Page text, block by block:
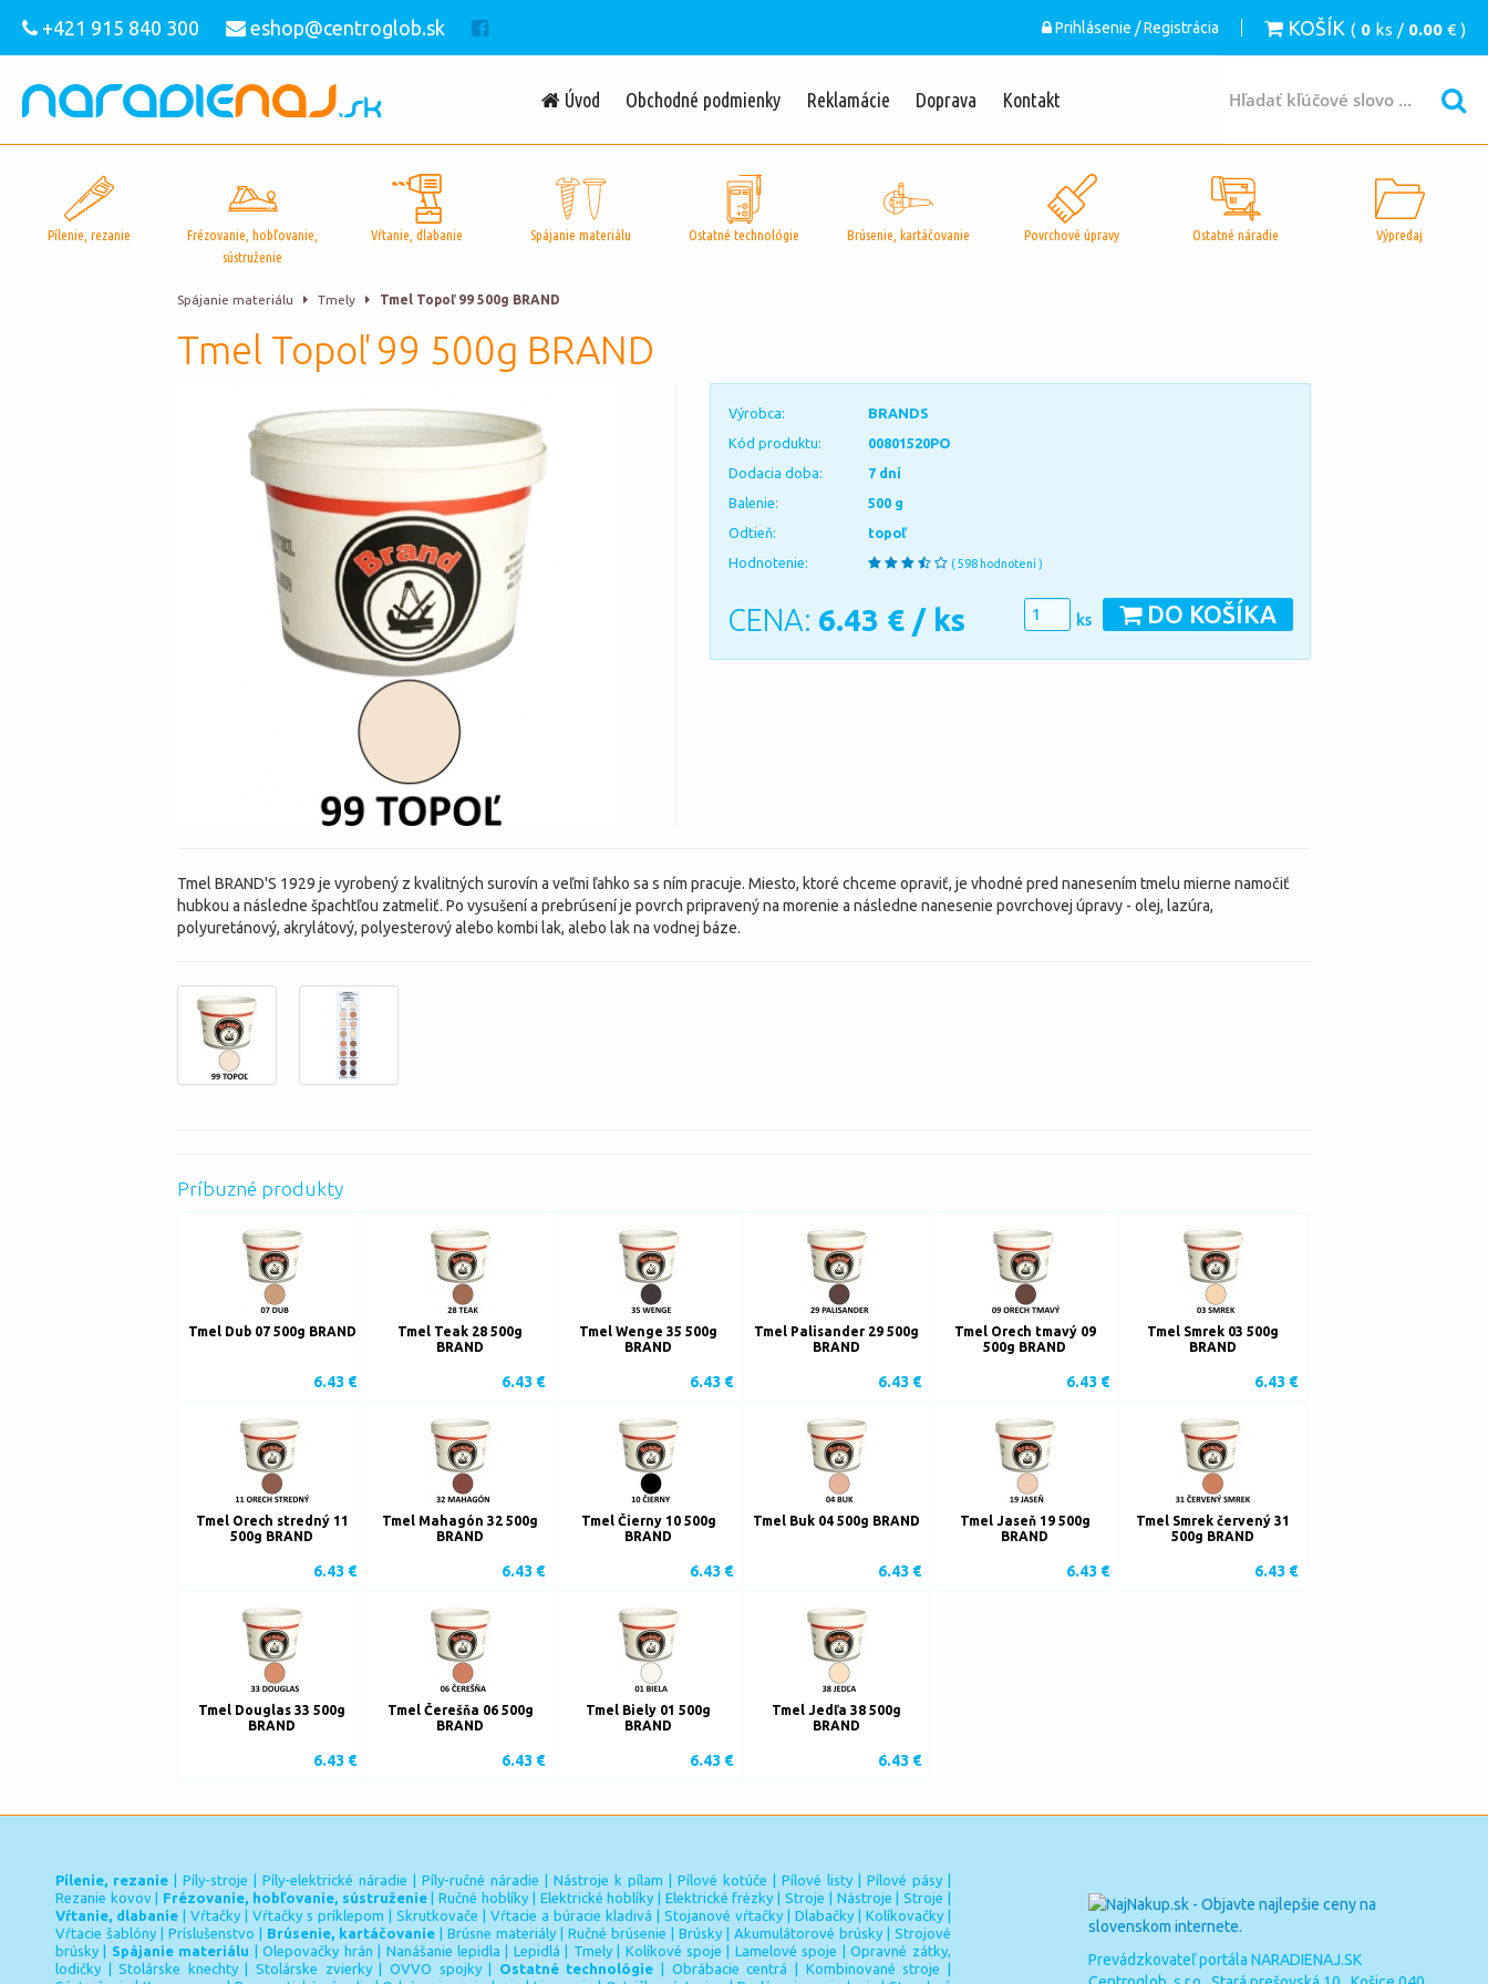
+421 915 840 300 eshop@centroglob.sk Prihlásenie / Registrácia KOŠÍK ( 0 ks / 0.00 € )
Úvod Obchodné podmienky Reklamácie Doprava Kontakt
Pílenie, rezanie
Frézovanie, hobľovanie,
sústruženie
Vŕtanie, dlabanie Spájanie materiálu Ostatné technológie Brúsenie, kartáčovanie Povrchové úpravy Ostatné náradie Výpredaj
Spájanie materiálu Tmely Tmel Topoľ 99 500g BRAND
Tmel Topoľ 99 500g BRAND
Výrobca:
BRANDS
Kód produktu:
00801520PO
Dodacia doba:
7 dní
Balenie:
500 g
Odtieň:
topoľ
Hodnotenie:
( 598 hodnotení )
CENA: 6.43 € / ks DO KOŠÍKA
ks
Tmel BRAND'S 1929 je vyrobený z kvalitných surovín a veľmi ľahko sa s ním pracuje. Miesto, ktoré chceme opraviť, je vhodné pred nanesením tmelu mierne namočiť
hubkou a následne špachtľou zatmeliť. Po vysušení a prebrúsení je povrch pripravený na morenie a následne nanesenie povrchovej úpravy - olej, lazúra,
polyuretánový, akrylátový, polyesterový alebo kombi lak, alebo lak na vodnej báze.
Príbuzné produkty
Tmel Dub 07 500g BRAND
6.43 €
Tmel Teak 28 500g
BRAND
6.43 €
Tmel Wenge 35 500g
BRAND
6.43 €
Tmel Palisander 29 500g
BRAND
6.43 €
Tmel Orech tmavý 09
500g BRAND
6.43 €
Tmel Smrek 03 500g
BRAND
6.43 €
Tmel Orech stredný 11
500g BRAND
6.43 €
Tmel Mahagón 32 500g
BRAND
6.43 €
Tmel Čierny 10 500g
BRAND
6.43 €
Tmel Buk 04 500g BRAND
6.43 €
Tmel Jaseň 19 500g
BRAND
6.43 €
Tmel Smrek červený 31
500g BRAND
6.43 €
Tmel Douglas 33 500g
BRAND
6.43 €
Tmel Čerešňa 06 500g
BRAND
6.43 €
Tmel Biely 01 500g
BRAND
6.43 €
Tmel Jedľa 38 500g
BRAND
6.43 €
Pílenie, rezanie| Píly-stroje Píly-elektrické náradie Píly-ručné náradie Nástroje k pílam Pílové kotúče Pílové listy| Pílové pásy|
Rezanie kovov| Frézovanie, hobľovanie, sústruženie|Ručné hoblíky Elektrické hoblíky Elektrické frézky Stroje Nástroje Stroje
Vŕtanie, dlabanie| Vŕtačky| Vŕtačky s príklepom Skrutkovače Vŕtacie a búracie kladivá Stojanové vŕtačky| Dlabačky| Kolíkovačky|
Vŕtacie šablóny| Príslušenstvo Brúsenie, kartáčovanie| Brúsne materiály| Ručné brúsenie Brúsky| Akumulátorové brúsky| Strojové
brúsky
Spájanie materiálu |Olepovačky hrán Nanášanie lepidla Lepidlá Tmely| Kolíkové spoje Lamelové spoje |Opravné zátky,
lodičky |Stolárske knechty|Stolárske zvierky| OVVO spojky| Ostatné technológie Obrábacie centrá Kombinované stroje
Prevádzkovateľ portála NARADIENAJ.SK